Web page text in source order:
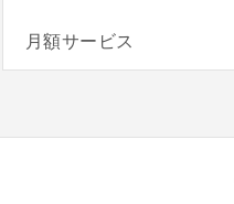
月額サービス